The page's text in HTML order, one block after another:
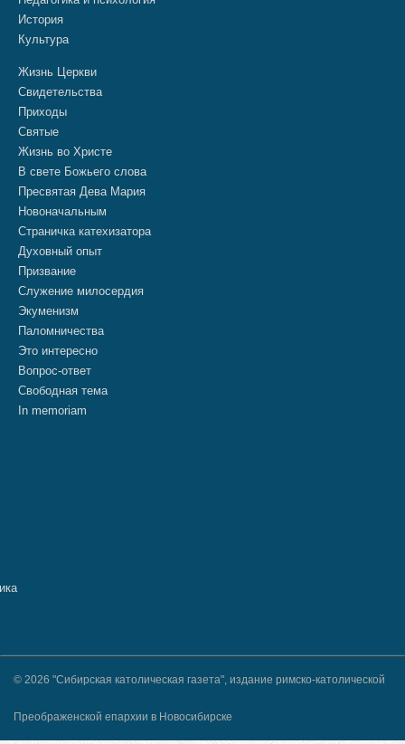
История
Культура
Жизнь Церкви
Свидетельства
Приходы
Святые
Жизнь во Христе
В свете Божьего слова
Пресвятая Дева Мария
Новоначальным
Страничка катехизатора
Духовный опыт
Призвание
Служение милосердия
Экуменизм
Паломничества
Это интересно
Вопрос-ответ
Свободная тема
In memoriam
© 2026 "Сибирская католическая газета", издание римско-католической
Преображенской епархии в Новосибирске